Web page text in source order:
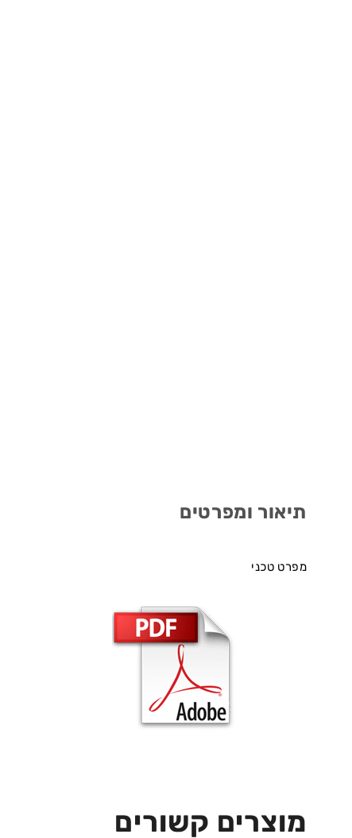
תיאור ומפרטים
מפרט טכני
מוצרים קשורים